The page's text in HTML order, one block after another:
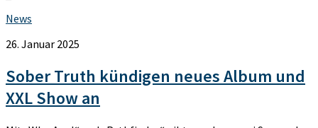
News
26. Januar 2025
Sober Truth kündigen neues Album und
XXL Show an